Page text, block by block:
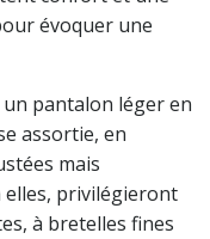
évoquer une
pantalon léger en
assortie, en
mais
elles, privilégieront
à bretelles fines